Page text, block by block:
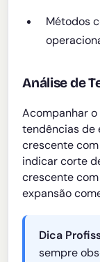
Métodos
Análise de
Acompanhar o
tendências de
crescente
indicar corte
crescente
expansão
Dica
sempre